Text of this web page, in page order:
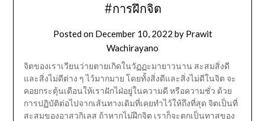
#การฝึกจิต
Posted on December 10, 2022 by Prawit
Wachirayano
จิตของเราเวียนว่ายตายเกิดในวัฏฏะมายาวนาน สะสมสิ่งดี
และสิ่งไม่ดีต่าง ๆ ไว้มากมาย โดยทั้งสิ่งดีและสิ่งไม่ดีในจิต จะ
คอยกระตุ้นเตือนให้เราฝักไฝ่อยู่ในความดี หรือความชั่ว ด้วย
การปฏิบัติต่อไปจากเส้นทางเดิมที่เคยทำไว้ให้ถึงที่สุด จิตเป็นที่
สะสมของอาสวกิเลส ถ้าหากไม่ฝึกจิต เราก็จะตกเป็นทาสของ